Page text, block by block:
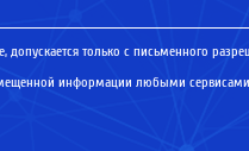
только с письменного
информации любыми